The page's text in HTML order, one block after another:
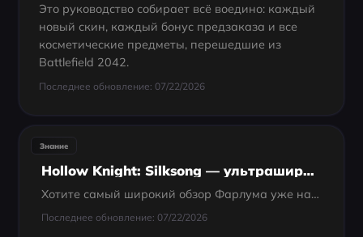
Это руководство собирает всё воедино: каждый
новый скин, каждый бонус предзаказа и все
косметические предметы, перешедшие из
Battlefield 2042.
Последнее обновление: 07/22/2026
Знание
Hollow Knight: Silksong — ультраширокий гайд (21:9) с первого дня релиза
Хотите самый широкий обзор Фарлума уже на старте? Вот быстрый и чёткий гайд по настройке 21:9 ultrawide в Hollow Knight: Silksong — и что ждать от super-ultrawide 32:9 и консолей.
Последнее обновление: 07/22/2026